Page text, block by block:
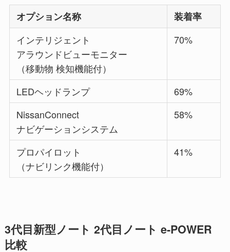
オプション名称
装着率
インテリジェント
アラウンドビューモニター
（移動物 検知機能付）
70%
LEDヘッドランプ
69%
NissanConnect
ナビゲーションシステム
58%
プロパイロット
（ナビリンク機能付）
41%
3代目新型ノート 2代目ノート e-POWER
比較